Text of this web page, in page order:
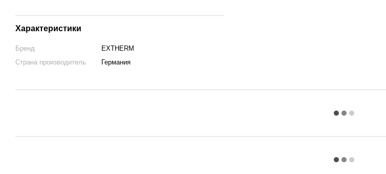
Характеристики
Бренд
EXTHERM
Страна производитель
Германия